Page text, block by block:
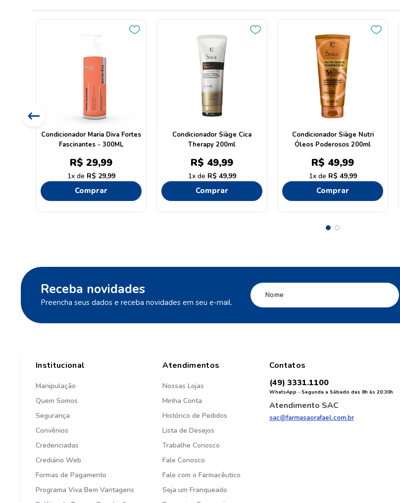
Condicionador Maria Diva Fortes
Fascinantes - 300ML
R$ 29,99
1 R$ 29,99
Comprar
Condicionador Siàge Cica
Therapy 200ml
R$ 49,99
1 R$ 49,99
Comprar
Condicionador Siàge Nutri
Óleos Poderosos 200ml
R$ 49,99
1 R$ 49,99
Comprar
Receba novidades
Preencha seus dados e receba novidades em seu e-mail.
Institucional
Manipulação
Quem Somos
Segurança
Convênios
Credenciadas
Crediário Web
Formas de Pagamento
Programa Viva Bem Vantagens
Atendimentos
Nossas Lojas
Minha Conta
Histórico de Pedidos
Lista de Desejos
Trabalhe Conosco
Fale Conosco
Fale com o Farmacêutico
Seja um Franqueado
Contatos
(49) 3331.1100
WhatsApp - Segunda a Sábado das 8h às 20:30h
Atendimento SAC
sac@farmasaorafael.com.br